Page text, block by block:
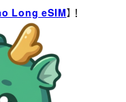
Long eSIM】！